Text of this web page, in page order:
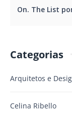
Categorias
Arquitetos e
Celina Ribello